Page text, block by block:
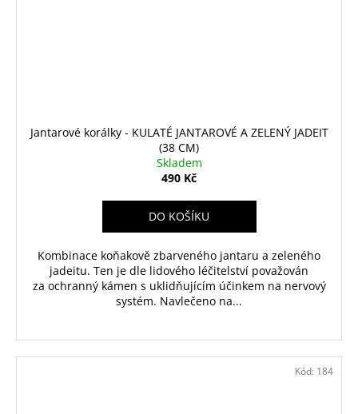
Jantarové korálky - KULATÉ JANTAROVÉ A ZELENÝ JADEIT
(38 CM)
Skladem
490 Kč
DO KOŠÍKU
Kombinace koňakově zbarveného jantaru a zeleného
jadeitu. Ten je dle lidového léčitelství považován
za ochranný kámen s uklidňujícím účinkem na nervový
systém. Navlečeno na...
Kód: 184